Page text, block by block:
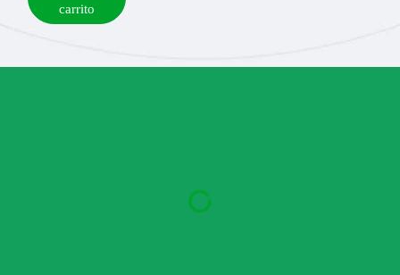
carrito